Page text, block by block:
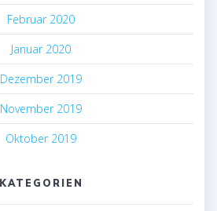
Februar 2020
Januar 2020
Dezember 2019
November 2019
Oktober 2019
KATEGORIEN